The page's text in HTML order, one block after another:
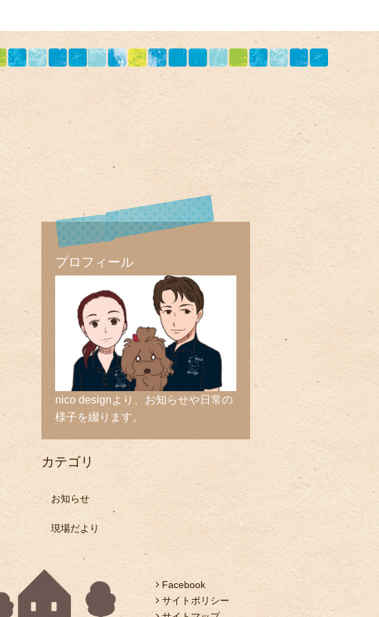
プロフィール
nico designより、お知らせや日常の
様子を綴ります。
カテゴリ
お知らせ
現場だより
Facebook
サイトポリシー